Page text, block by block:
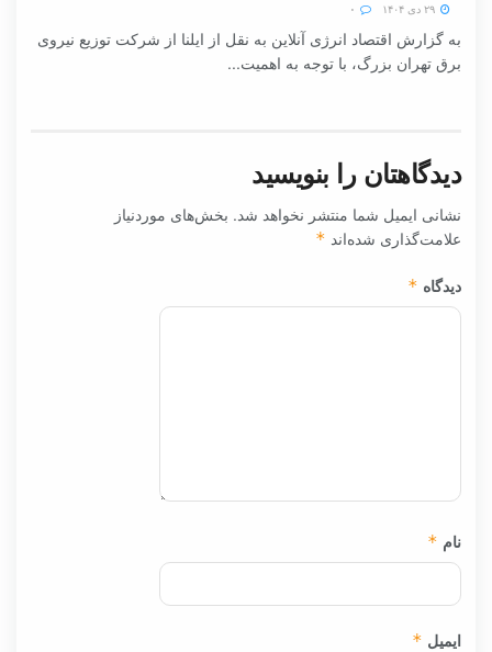
به گزارش اقتصاد انرژی آنلاین به نقل از ایلنا از شرکت توزیع نیروی
برق تهران بزرگ، با توجه به اهمیت...
دیدگاهتان را بنویسید
نشانی ایمیل شما منتشر نخواهد شد. بخش‌های موردنیاز
علامت‌گذاری شده‌اند *
دیدگاه *
نام *
ایمیل *